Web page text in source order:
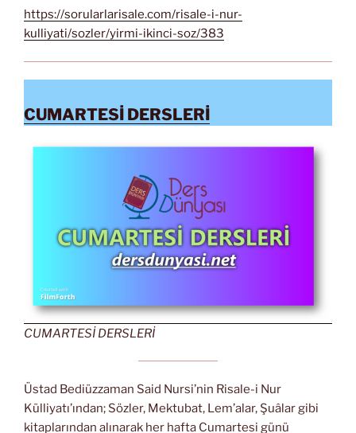
https://sorularlarisale.com/risale-i-nur-
kulliyati/sozler/yirmi-ikinci-soz/383
CUMARTESİ DERSLERİ
CUMARTESİ DERSLERİ
Üstad Bediüzzaman Said Nursi’nin Risale-i Nur
Külliyatı’ından; Sözler, Mektubat, Lem’alar, Şuâlar gibi
kitaplarından alınarak her hafta Cumartesi günü